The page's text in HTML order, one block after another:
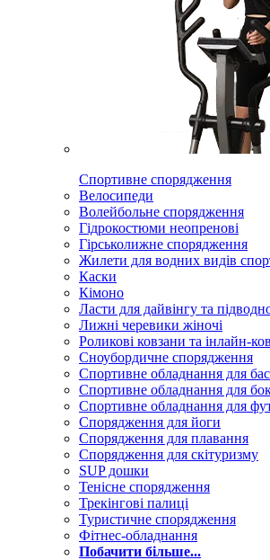
Спортивне спорядження
Велосипеди
Волейбольне спорядження
Гідрокостюми неопренові
Гірськолижне спорядження
Жилети для водних видів
Каски
Кімоно
Ласти для дайвінгу та
Лижні черевики жіночі
Роликові ковзани та інлайн-
Сноубордичне спорядження
Спортивне обладнання для
Спортивне обладнання для
Спортивне обладнання для
Спорядження для йоги
Спорядження для плавання
Спорядження для скітуризму
SUP дошки
Тенісне спорядження
Трекінгові палиці
Туристичне спорядження
Фітнес-обладнання
Побачити більше...